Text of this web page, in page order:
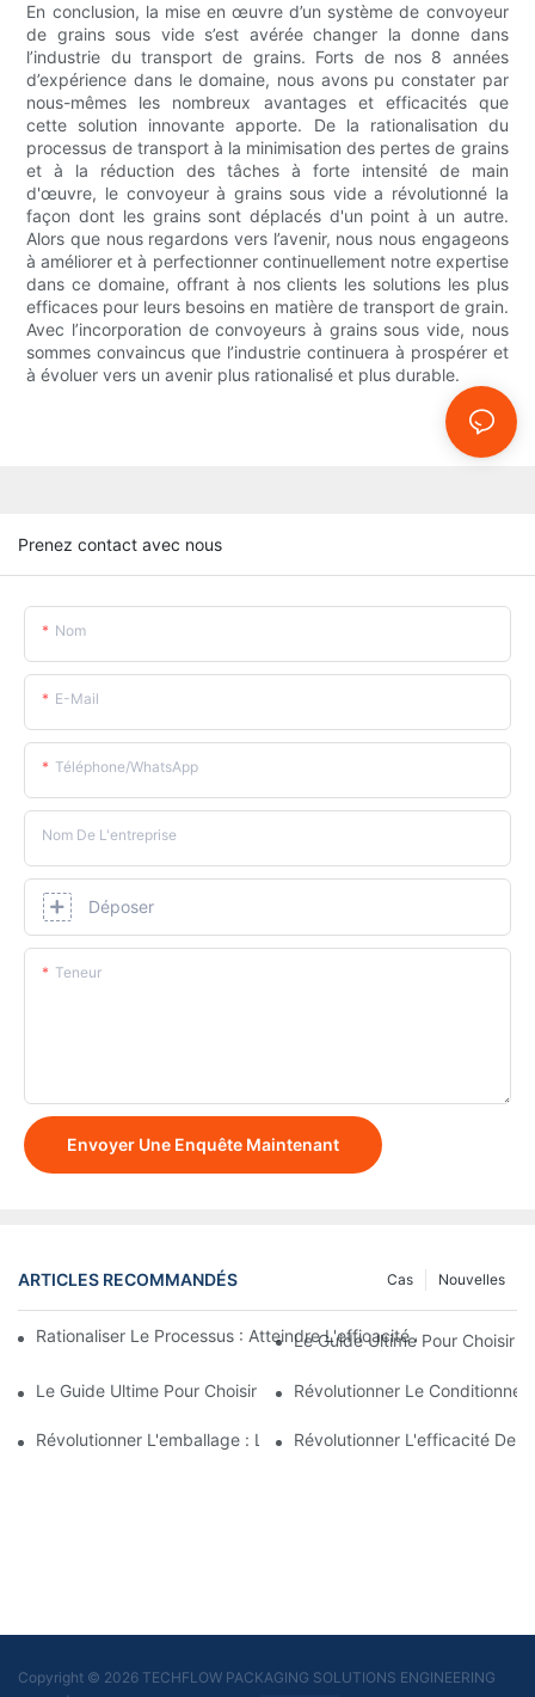
En conclusion, la mise en œuvre d’un système de convoyeur
de grains sous vide s’est avérée changer la donne dans
l’industrie du transport de grains. Forts de nos 8 années
d’expérience dans le domaine, nous avons pu constater par
nous-mêmes les nombreux avantages et efficacités que
cette solution innovante apporte. De la rationalisation du
processus de transport à la minimisation des pertes de grains
et à la réduction des tâches à forte intensité de main
d'œuvre, le convoyeur à grains sous vide a révolutionné la
façon dont les grains sont déplacés d'un point à un autre.
Alors que nous regardons vers l’avenir, nous nous engageons
à améliorer et à perfectionner continuellement notre expertise
dans ce domaine, offrant à nos clients les solutions les plus
efficaces pour leurs besoins en matière de transport de grain.
Avec l’incorporation de convoyeurs à grains sous vide, nous
sommes convaincus que l’industrie continuera à prospérer et
à évoluer vers un avenir plus rationalisé et plus durable.
Prenez contact avec nous
Nom
E-Mail
Téléphone/WhatsApp
Nom De L'entreprise
Déposer
Teneur
Envoyer Une Enquête Maintenant
ARTICLES RECOMMANDÉS Nouvelles
Cas
Rationaliser Le Processus : Atteindre L'efficacité Avec Les
Le Guide Ultime Pour Choisir
Le Guide Ultime Pour Choisir Une Entreprise D’équipement De
Révolutionner Le
Révolutionner L'emballage : La Machine D'emballage De
Révolutionner L'efficacité De
Copyright © 2026 TECHFLOW PACKAGING SOLUTIONS ENGINEERING